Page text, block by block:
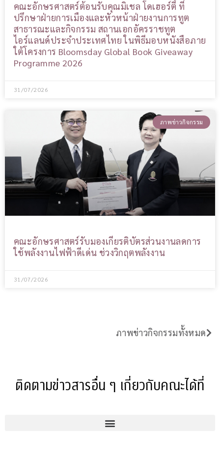
คณะอักษรศาสตร์ต้อนรับคุณมิเชล โดเฮอร์ตี้ ที่
ปรึกษาฝ่ายการเมืองและหัวหน้าฝ่ายงานการทูต
สาธารณะและกิจกรรม สถานเอกอัครราชทูต
ไอร์แลนด์ประจำประเทศไทย ในพิธีมอบหนังสือภาย
ใต้โครงการ Bloomsday Global Book Giveaway
Programme 2026
31/07/2026
ภาพข่าวกิจกรรม
คณะอักษรศาสตร์รับมองเกียรติบัตรส่วนงานลดการ
ใช้พลังงานไฟฟ้าดีเด่น ช่วงวิกฤตพลังงาน
31/07/2026
ภาพข่าวกิจกรรมทั้งหมด
ติดตามข่าวสารอื่น ๆ เกี่ยวกับคณะได้ที่